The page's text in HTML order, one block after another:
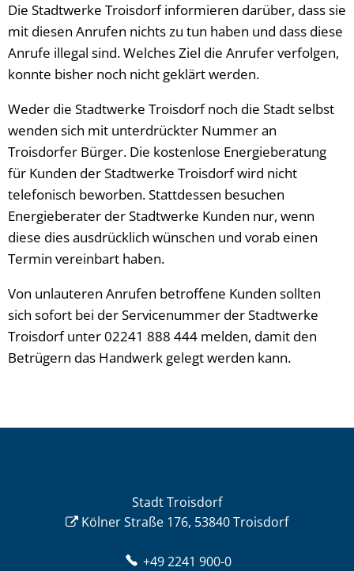
Die Stadtwerke Troisdorf informieren darüber, dass sie
mit diesen Anrufen nichts zu tun haben und dass diese
Anrufe illegal sind. Welches Ziel die Anrufer verfolgen,
konnte bisher noch nicht geklärt werden.
Weder die Stadtwerke Troisdorf noch die Stadt selbst
wenden sich mit unterdrückter Nummer an
Troisdorfer Bürger. Die kostenlose Energieberatung
für Kunden der Stadtwerke Troisdorf wird nicht
telefonisch beworben. Stattdessen besuchen
Energieberater der Stadtwerke Kunden nur, wenn
diese dies ausdrücklich wünschen und vorab einen
Termin vereinbart haben.
Von unlauteren Anrufen betroffene Kunden sollten
sich sofort bei der Servicenummer der Stadtwerke
Troisdorf unter 02241 888 444 melden, damit den
Betrügern das Handwerk gelegt werden kann.
Stadt Troisdorf
Kölner Straße 176, 53840 Troisdorf
+49 2241 900-0